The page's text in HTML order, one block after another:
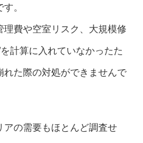
。
費や空室リスク、大規模修
計算に入れていなかったた
た際の対処ができませんで
アの需要もほとんど調査せ